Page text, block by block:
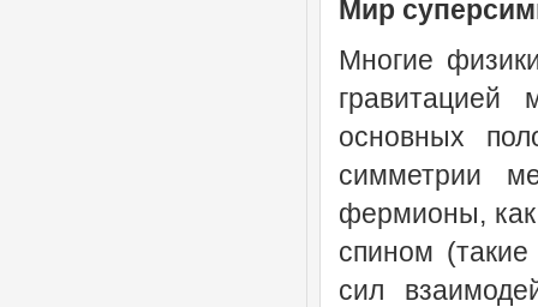
Мир
Многие
основных
симметрии
фермионы,
спином
сил